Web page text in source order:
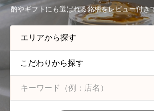
酌やギフトにも選ばれる銘柄をレビュー付き
こだわりから探す